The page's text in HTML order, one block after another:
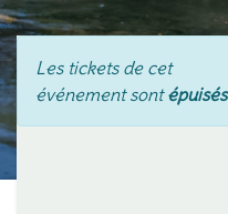
Les tickets de cet
événement sontépuisés